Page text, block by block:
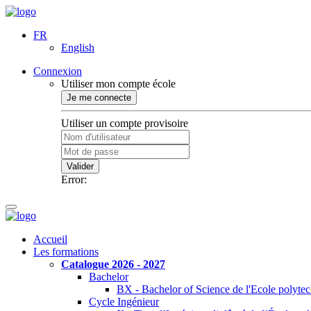
FR
English
Connexion
Utiliser mon compte école
Je me connecte
Utiliser un compte provisoire
Valider
Error:
Accueil
Les formations
Catalogue 2026 - 2027
Bachelor
BX - Bachelor of Science de l'Ecole
Cycle Ingénieur